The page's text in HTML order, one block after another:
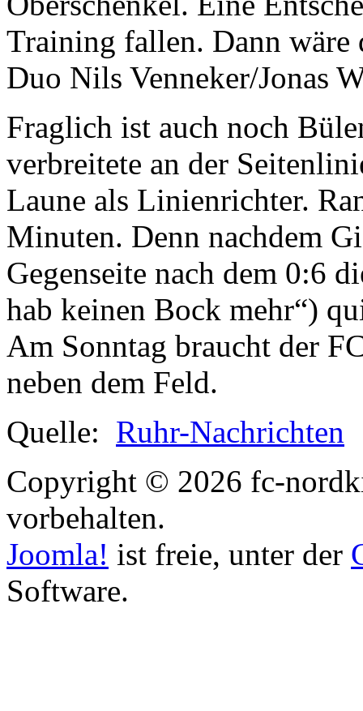
Training fallen. Dann wäre
Duo Nils Venneker/Jonas
Fraglich ist auch noch
verbreitete an der
Laune als Linienrichter.
Minuten. Denn nachdem
Gegenseite nach dem 0:6
hab keinen Bock mehr“)
Am Sonntag braucht der
neben dem Feld.
Quelle: Ruhr-Nachrichten
Copyright © 2026 fc-
vorbehalten.
Joomla! ist freie, unter der
Software.